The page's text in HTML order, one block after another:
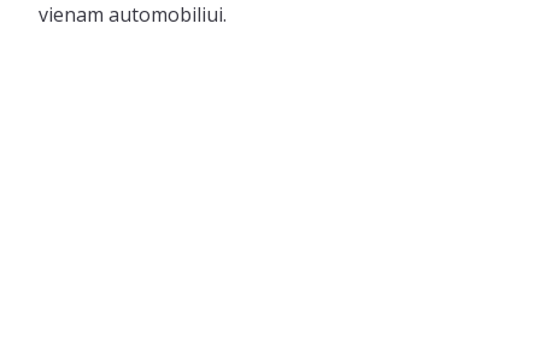
vienam automobiliui.